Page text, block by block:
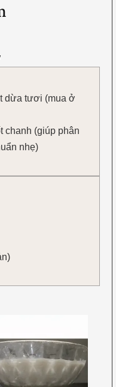
dừa tươi (mua ở
chanh (giúp phân
nhẹ)